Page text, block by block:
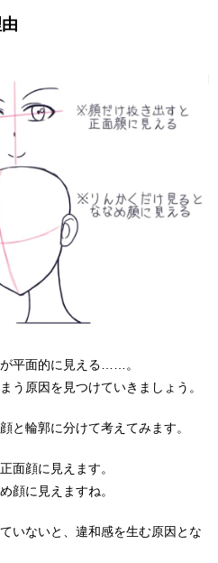
平面的に見える……。
う原因を見つけていきましょう。
と輪郭に分けて考えてみます。
面顔に見えます。
顔に見えますね。
いないと、違和感を生む原因とな